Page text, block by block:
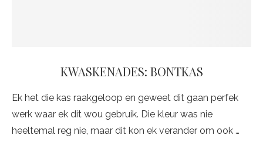
KWASKENADES: BONTKAS
Ek het die kas raakgeloop en geweet dit gaan perfek
werk waar ek dit wou gebruik. Die kleur was nie
heeltemal reg nie, maar dit kon ek verander om ook …